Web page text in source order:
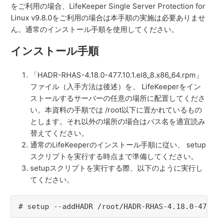
をご利用の場合、LifeKeeper Single Server Protection for
Linux v9.8.0をご利用の場合は本手順の実施は必要ありませ
ん。通常のインストール手順を使用してください。
インストール手順
「HADR-RHAS-4.18.0-477.10.1.el8_8.x86_64.rpm 」
ファイル（入手方法は後述）を、 LifeKeeperをイン
ストールするサーバーの任意の場所に配置してくださ
い。本資料の手順では /root以下に置かれているもの
とします。それ以外の場所の場合はパス名を適宜読み
替えてください。
通常のLifeKeeperのインストール手順に従い、 setup
スクリプトを実行する時点まで準備してください。
setupスクリプトを実行する際、以下のように実行し
てください。
# setup --addHADR /root/HADR-RHAS-4.18.0-